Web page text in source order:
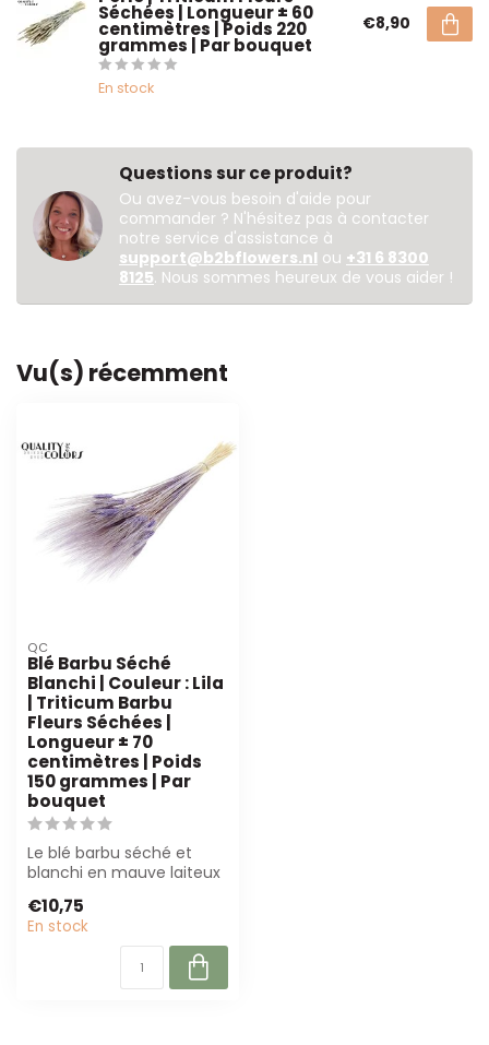
Séchées | Longueur ± 60
centimètres | Poids 220
grammes | Par bouquet
En stock
€8,90
Questions sur ce produit?
Ou avez-vous besoin d'aide pour
commander ? N'hésitez pas à contacter
notre service d'assistance à
support@b2bflowers.nl ou +31 6 8300
8125. Nous sommes heureux de vous aider !
Vu(s) récemment
QC
Blé Barbu Séché
Blanchi | Couleur : Lila
| Triticum Barbu
Fleurs Séchées |
Longueur ± 70
centimètres | Poids
150 grammes | Par
bouquet
Le blé barbu séché et
blanchi en mauve laiteux
fleuristes e...
€10,75
En stock